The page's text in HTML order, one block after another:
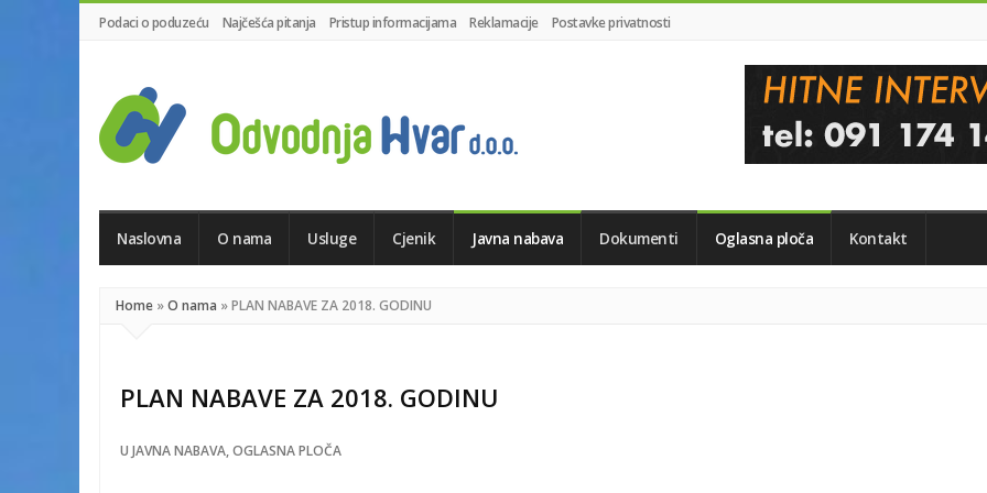
Podaci o poduzeću Najčešća pitanja Pristup informacijama Reklamacije Postavke privatnosti
Hvar
d.o.o.
Naslovna O nama Usluge Cjenik Javna nabava Dokumenti Oglasna ploča Kontakt
Home »O nama »PLAN NABAVE ZA 2018. GODINU
PLAN NABAVE ZA 2018. GODINU
U JAVNA NABAVA,OGLASNA PLOČA